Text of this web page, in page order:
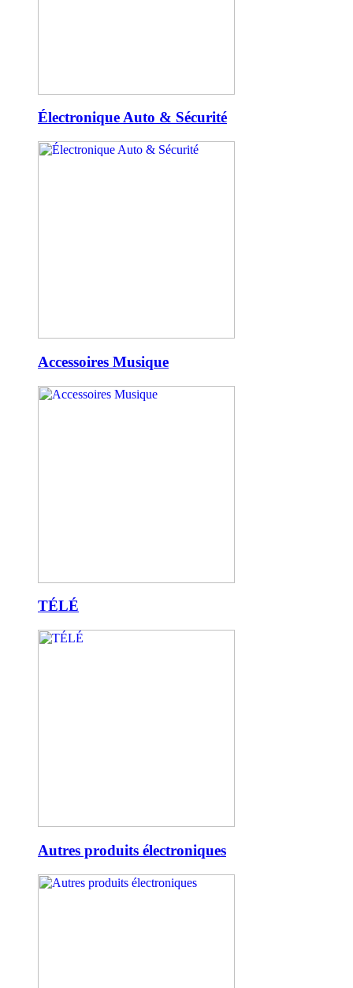
Électronique Auto & Sécurité
Accessoires Musique
TÉLÉ
Autres produits électroniques